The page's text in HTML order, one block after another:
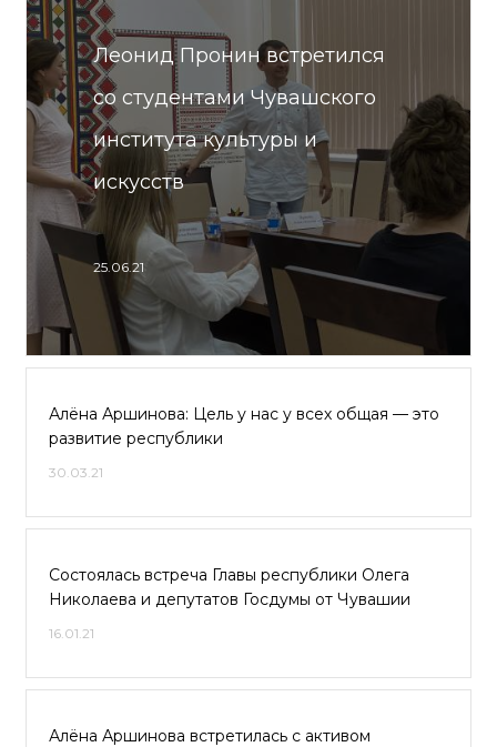
Леонид Пронин встретился
со студентами Чувашского
института культуры и
искусств
25.06.21
Алёна Аршинова: Цель у нас у всех общая — это
развитие республики
30.03.21
Состоялась встреча Главы республики Олега
Николаева и депутатов Госдумы от Чувашии
16.01.21
Алёна Аршинова встретилась с активом